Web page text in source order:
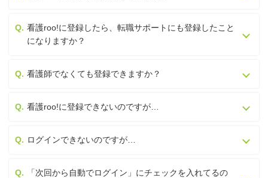
看護roo!に登録したら、転職サポートにも登録したこと
になりますか？
看護師でなくても登録できますか？
看護roo!に登録できないのですが…
ログインできないのですが…
「次回から自動でログイン」にチェックを入れてるの